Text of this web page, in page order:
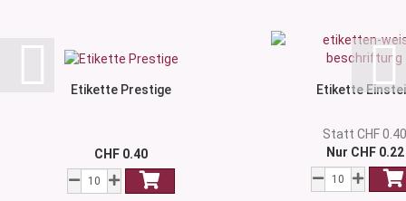
Etikette Prestige
CHF 0.40
Etikette
Statt CHF
Nur CHF 0.22